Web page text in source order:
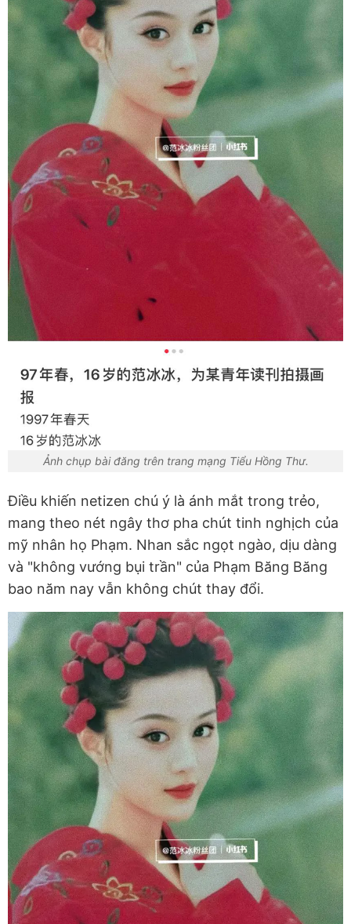
Ảnh chụp bài đăng trên trang mạng Tiểu Hồng Thư.
Điều khiến netizen chú ý là ánh mắt trong trẻo,
mang theo nét ngây thơ pha chút tinh nghịch của
mỹ nhân họ Phạm. Nhan sắc ngọt ngào, dịu dàng
và "không vướng bụi trần" của Phạm Băng Băng
bao năm nay vẫn không chút thay đổi.